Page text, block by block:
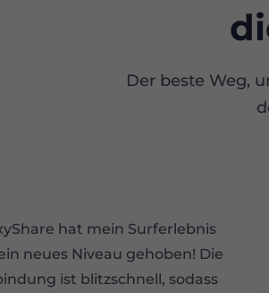
Der beste Weg,
hat mein Surferlebnis
neues Niveau gehoben! Die
ist blitzschnell, sodass